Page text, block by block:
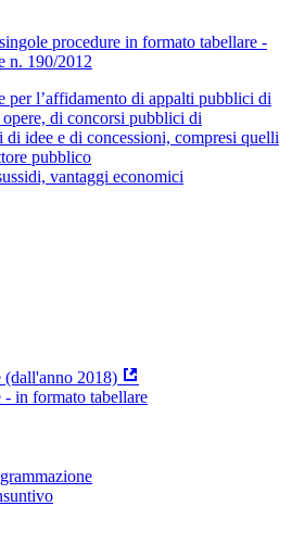
procedure in formato tabellare -
n. 190/2012
per l’affidamento di appalti pubblici di
di concorsi pubblici di
di idee e di concessioni, compresi quelli
pubblico
vantaggi economici
(dall'anno 2018)
in formato tabellare